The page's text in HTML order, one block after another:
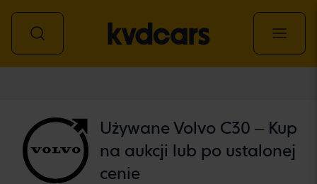
Używane Volvo C30 – Kup
na aukcji lub po ustalonej
cenie